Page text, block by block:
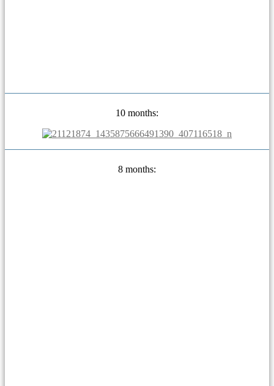
10 months:
8 months: